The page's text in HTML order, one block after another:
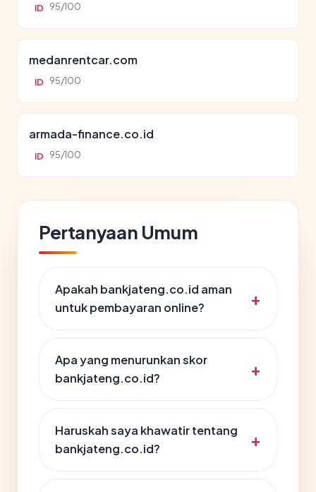
ID 95/100
medanrentcar.com
ID 95/100
armada-finance.co.id
ID 95/100
Pertanyaan Umum
Apakah bankjateng.co.id aman
untuk pembayaran online?
Apa yang menurunkan skor
bankjateng.co.id?
Haruskah saya khawatir tentang
bankjateng.co.id?